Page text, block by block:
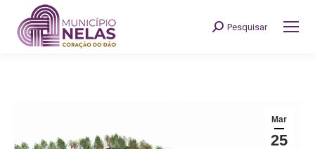
Search:
Pesquisar
Mar
25